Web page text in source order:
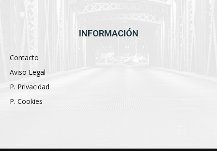
INFORMACIÓN
Contacto
Aviso Legal
P. Privacidad
P. Cookies